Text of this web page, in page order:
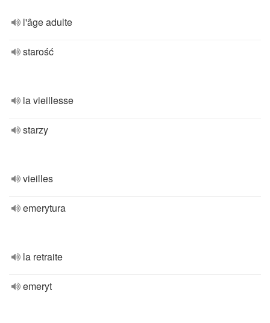
l'âge adulte
starość
la vieillesse
starzy
vieilles
emerytura
la retraite
emeryt